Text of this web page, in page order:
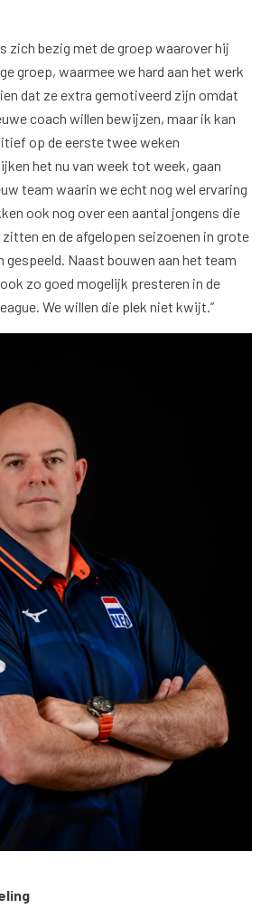
zich bezig met de groep waarover hij
groep, waarmee we hard aan het werk
dat ze extra gemotiveerd zijn omdat
coach willen bewijzen, maar ik kan
op de eerste twee weken
het nu van week tot week, gaan
team waarin we echt nog wel ervaring
ook nog over een aantal jongens die
en de afgelopen seizoenen in grote
Naast bouwen aan het team
zo goed mogelijk presteren in de
We willen die plek niet kwijt.”